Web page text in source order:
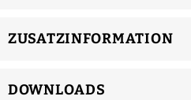
ZUSATZINFORMATION
DOWNLOADS